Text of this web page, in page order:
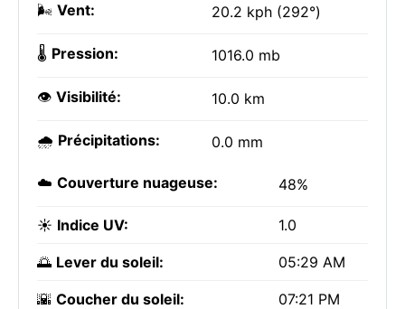
🌬️ Vent: 20.2 kph (292°)
🌡️ Pression: 1016.0 mb
👁️ Visibilité: 10.0 km
🌧️ Précipitations: 0.0 mm
☁️ Couverture nuageuse: 48%
☀️ Indice UV: 1.0
🌅 Lever du soleil: 05:29 AM
🌇 Coucher du soleil: 07:21 PM